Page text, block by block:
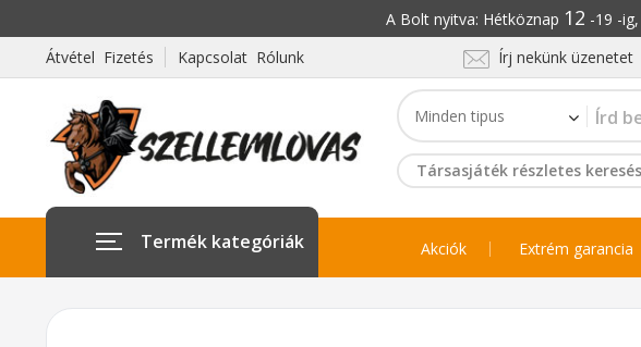
A Bolt nyitva: Hétköznap 12 -19 -
Átvétel Fizetés
Kapcsolat Rólunk Írj nekünk üzenetet
Társasjáték részletes keresés
Termék kategóriák Akciók Extrém garancia